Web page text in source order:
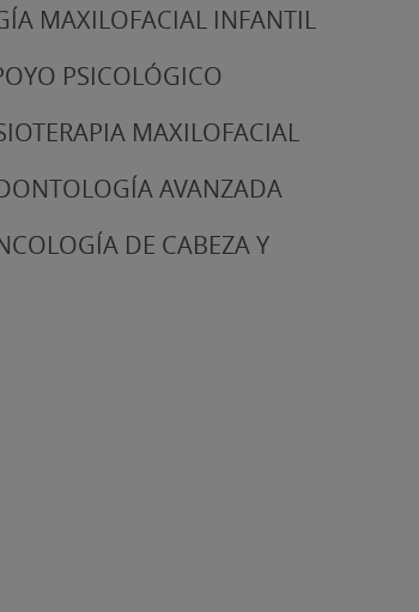
MAXILOFACIAL INFANTIL
PSICOLÓGICO
MAXILOFACIAL
AVANZADA
DE CABEZA Y